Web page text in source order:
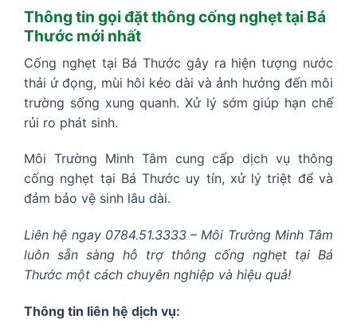
Thông tin gọi đặt thông cống nghẹt tại Bá
Thước mới nhất
Cống nghẹt tại Bá Thước gây ra hiện tượng nước
thải ứ đọng, mùi hôi kéo dài và ảnh hưởng đến môi
trường sống xung quanh. Xử lý sớm giúp hạn chế
rủi ro phát sinh.
Môi Trường Minh Tâm cung cấp dịch vụ thông
cống nghẹt tại Bá Thước uy tín, xử lý triệt để và
đảm bảo vệ sinh lâu dài.
Liên hệ ngay 0784.51.3333 – Môi Trường Minh Tâm
luôn sẵn sàng hỗ trợ thông cống nghẹt tại Bá
Thước một cách chuyên nghiệp và hiệu quả!
Thông tin liên hệ dịch vụ: